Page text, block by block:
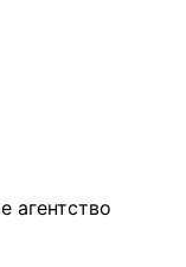
агентство